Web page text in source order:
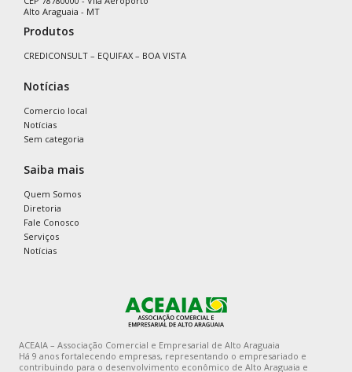
Alto Araguaia - MT
Produtos
CREDICONSULT – EQUIFAX – BOA VISTA
Notícias
Comercio local
Notícias
Sem categoria
Saiba mais
Quem Somos
Diretoria
Fale Conosco
Serviços
Notícias
ACEAIA – Associação Comercial e Empresarial de Alto Araguaia
Há 9 anos fortalecendo empresas, representando o empresariado e
contribuindo para o desenvolvimento econômico de Alto Araguaia e